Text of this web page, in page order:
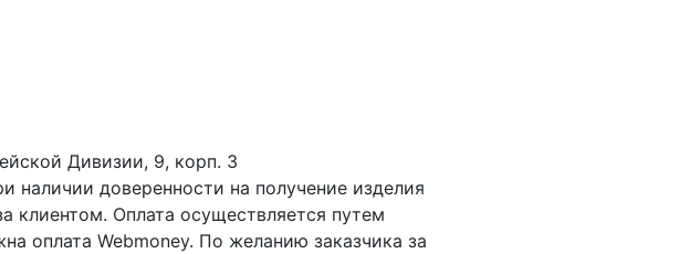
Дивизии, 9, корп. 3
наличии доверенности на получение изделия
клиентом. Оплата осуществляется путем
оплата Webmoney. По желанию заказчика за